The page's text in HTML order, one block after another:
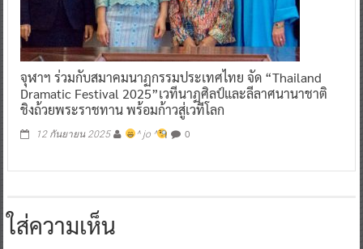
จุฬาฯ ร่วมกับสมาคมนาฏกรรมประเทศไทย จัด “Thailand
Dramatic Festival 2025”เวทีนาฏศิลป์และลีลาศนานาชาติ
ชิงถ้วยพระราชทาน พร้อมก้าวสู่เวทีโลก
12 กันยายน 2025 ^ jo ^ 0
ใส่ความเห็น